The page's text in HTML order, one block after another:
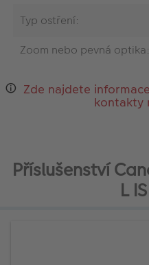
Typ ostření:
Zoom nebo pevná optika:
Zde najdete
kontakty
Příslušenství
L